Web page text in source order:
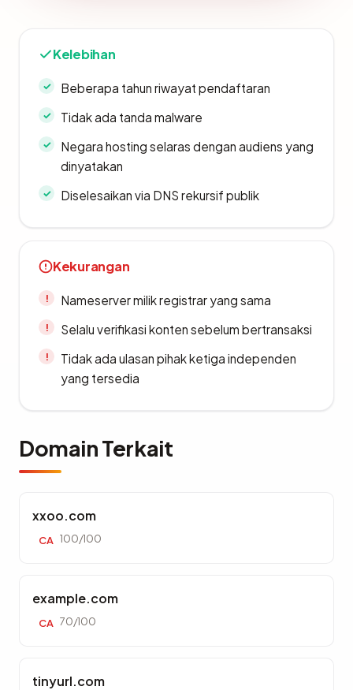
Kelebihan
Beberapa tahun riwayat pendaftaran
Tidak ada tanda malware
Negara hosting selaras dengan audiens yang
dinyatakan
Diselesaikan via DNS rekursif publik
Kekurangan
Nameserver milik registrar yang sama
Selalu verifikasi konten sebelum bertransaksi
Tidak ada ulasan pihak ketiga independen
yang tersedia
Domain Terkait
xxoo.com
CA 100/100
example.com
CA 70/100
tinyurl.com